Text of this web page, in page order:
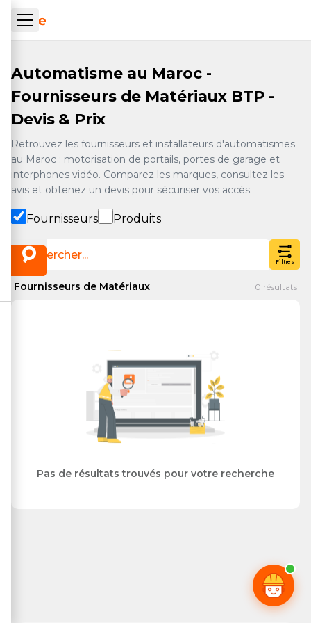
Aller au contenu principal
Automatisme au Maroc -
Fournisseurs de Matériaux BTP -
Devis & Prix
Retrouvez les fournisseurs et installateurs d'automatismes
au Maroc : motorisation de portails, portes de garage et
interphones vidéo. Comparez les marques, consultez les
avis et obtenez un devis pour sécuriser vos accès.
Fournisseurs Produits
Filtres
Fournisseurs de Matériaux 0 résultats
Pas de résultats trouvés pour votre recherche